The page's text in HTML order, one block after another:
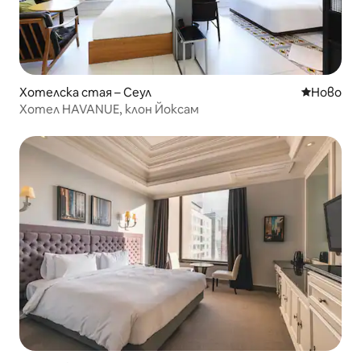
Хотелска стая – Сеул Ново
Ново
Хотел HAVANUE, клон Йоксам